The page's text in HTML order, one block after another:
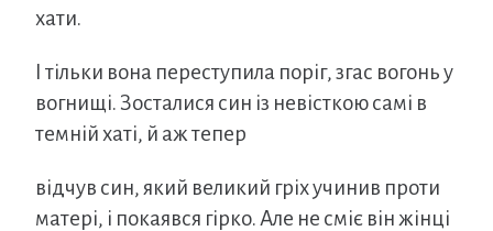
хати.
І тільки вона переступила поріг, згас вогонь у
вогнищі. Зосталися син із невісткою самі в
темній хаті, й аж тепер
відчув син, який великий гріх учинив проти
матері, і покаявся гірко. Але не сміє він жінці